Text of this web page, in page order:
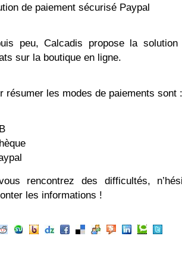
de paiement sécurisé Paypal
peu, Calcadis propose la
sur la boutique en ligne.
résumer les modes de paiements sont :
rencontrez des difficultés,
les informations !